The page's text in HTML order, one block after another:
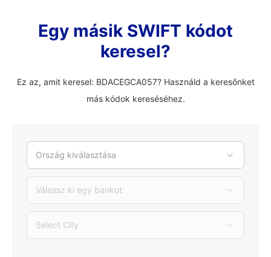
Egy másik SWIFT kódot
keresel?
Ez az, amit keresel: BDACEGCA057? Használd a keresőnket
más kódok kereséséhez.
Ország kiválasztása
Válassz ki egy bankot
Select City